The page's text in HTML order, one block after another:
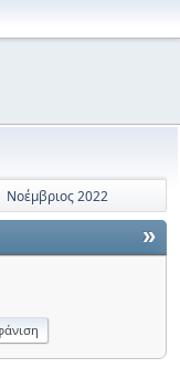
Νοέμβριος 2022
»